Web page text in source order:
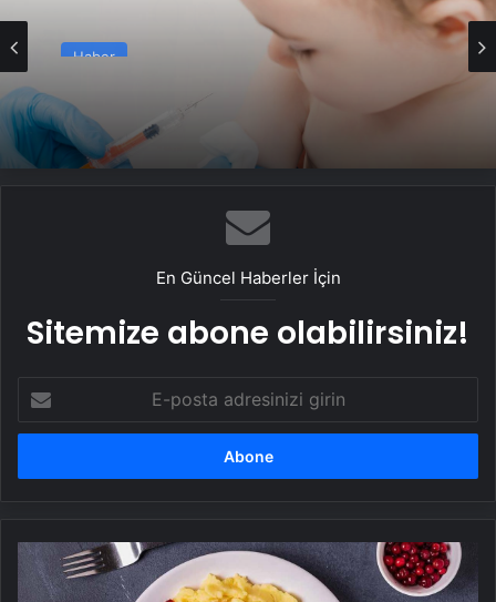
Haber
Toplum sağlığı için aşı takvimine uyum
şart
En Güncel Haberler İçin
Sitemize abone olabilirsiniz!
posta
adresinizi
İftara
çok